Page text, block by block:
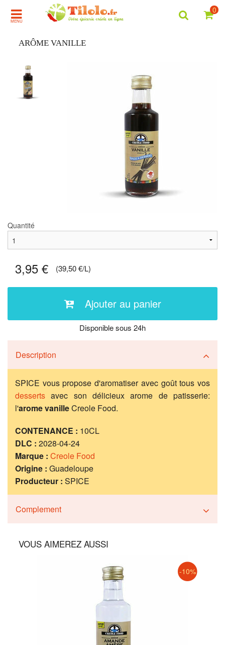
MENU
0
ARÔME VANILLE
Quantité
3,95 € (39,50 €/L)
Ajouter au panier
Disponible sous 24h
Description
SPICE vous propose d'aromatiser avec goût tous vos
desserts avec son délicieux arome de patisserie:
l'arome vanilleCreole Food.
CONTENANCE : 10CL
DLC : 2028-04-24
Marque : Creole Food
Origine : Guadeloupe
Producteur : SPICE
Complement
VOUS AIMEREZ AUSSI
-10%